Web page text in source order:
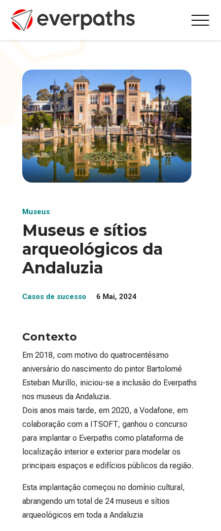
Museus
Museus e sítios
arqueológicos da
Andaluzia
Casos de sucesso 6 Mai, 2024
Contexto
Em 2018, com motivo do quatrocentésimo
aniversário do nascimento do pintor Bartolomé
Esteban Murillo, iniciou-se a inclusão do Everpaths
nos museus da Andaluzia.
Dois anos mais tarde, em 2020, a Vodafone, em
colaboração com a ITSOFT, ganhou o concurso
para implantar o Everpaths como plataforma de
localização interior e exterior para modelar os
principais espaços e edifícios públicos da região.
Esta implantação começou no domínio cultural,
abrangendo um total de 24 museus e sítios
arqueológicos em toda a Andaluzia